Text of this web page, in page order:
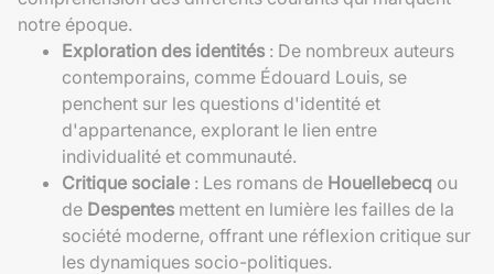
notre époque.
Exploration des identités : De nombreux auteurs
contemporains, comme Édouard Louis, se
penchent sur les questions d'identité et
d'appartenance, explorant le lien entre
individualité et communauté.
Critique sociale : Les romans de Houellebecq ou
de Despentes mettent en lumière les failles de la
société moderne, offrant une réflexion critique sur
les dynamiques socio-politiques.